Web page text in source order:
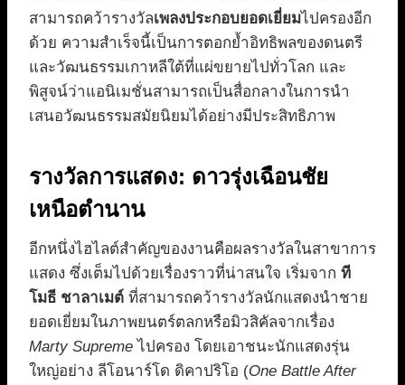
สามารถคว้ารางวัลเพลงประกอบยอดเยี่ยมไปครองอีก
ด้วย ความสำเร็จนี้เป็นการตอกย้ำอิทธิพลของดนตรี
และวัฒนธรรมเกาหลีใต้ที่แผ่ขยายไปทั่วโลก และ
พิสูจน์ว่าแอนิเมชั่นสามารถเป็นสื่อกลางในการนำ
เสนอวัฒนธรรมสมัยนิยมได้อย่างมีประสิทธิภาพ
รางวัลการแสดง: ดาวรุ่งเฉือนชัย
เหนือตำนาน
อีกหนึ่งไฮไลต์สำคัญของงานคือผลรางวัลในสาขาการ
แสดง ซึ่งเต็มไปด้วยเรื่องราวที่น่าสนใจ เริ่มจาก ที
โมธี ชาลาเมต์ ที่สามารถคว้ารางวัลนักแสดงนำชาย
ยอดเยี่ยมในภาพยนตร์ตลกหรือมิวสิคัลจากเรื่อง
Marty Supreme ไปครอง โดยเอาชนะนักแสดงรุ่น
ใหญ่อย่าง ลีโอนาร์โด ดิคาปริโอ (One Battle After